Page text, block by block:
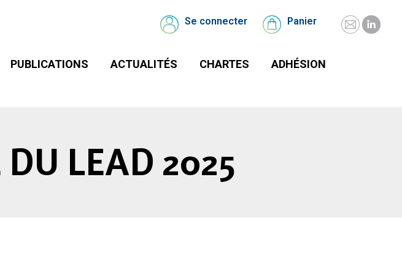
Mail
Se connecter Panier
PUBLICATIONS ACTUALITÉS CHARTES ADHÉSION
LEAD 2025
ACTUALITÉS CHARTES
Panier